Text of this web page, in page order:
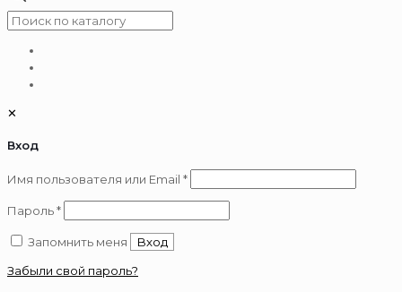
✕
Вход
Имя пользователя или Email *Обязательно
Пароль*Обязательно
Запомнить меня
Вход
Забыли свой пароль?